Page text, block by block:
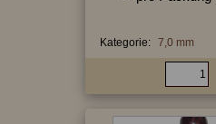
Kategorie: 7,0 mm